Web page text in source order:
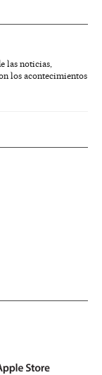
las noticias,
los acontecimientos